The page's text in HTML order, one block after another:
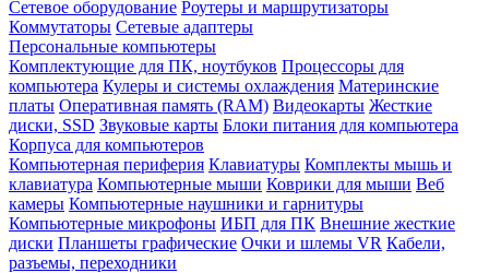
Сетевое оборудование Роутеры и маршрутизаторы
Коммутаторы Сетевые адаптеры
Персональные компьютеры
Комплектующие для ПК, ноутбуков Процессоры для
компьютера Кулеры и системы охлаждения Материнские
платы Оперативная память (RAM) Видеокарты Жесткие
диски, SSD Звуковые карты Блоки питания для компьютера
Корпуса для компьютеров
Компьютерная периферия Клавиатуры Комплекты мышь и
клавиатура Компьютерные мыши Коврики для мыши Веб
камеры Компьютерные наушники и гарнитуры
Компьютерные микрофоны ИБП для ПК Внешние жесткие
диски Планшеты графические Очки и шлемы VR Кабели,
разъемы, переходники